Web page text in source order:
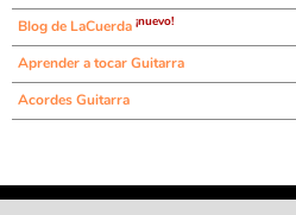
Blog de LaCuerda ¡nuevo!
Aprender a tocar Guitarra
Acordes Guitarra